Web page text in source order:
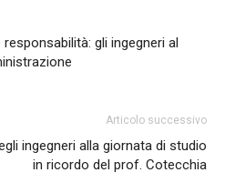
gli ingegneri al
Articolo successivo
ingegneri alla giornata di studio
in ricordo del prof. Cotecchia